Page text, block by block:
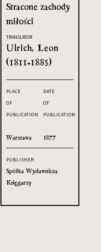
Stracone zachody
miłości
TRANSLATOR
Ulrich, Leon
(1811-1885)
PLACE
OF
PUBLICATION
Warszawa
DATE
OF
PUBLICATION
1877
PUBLISHER
Spółka Wydawnicza
Księgarzy